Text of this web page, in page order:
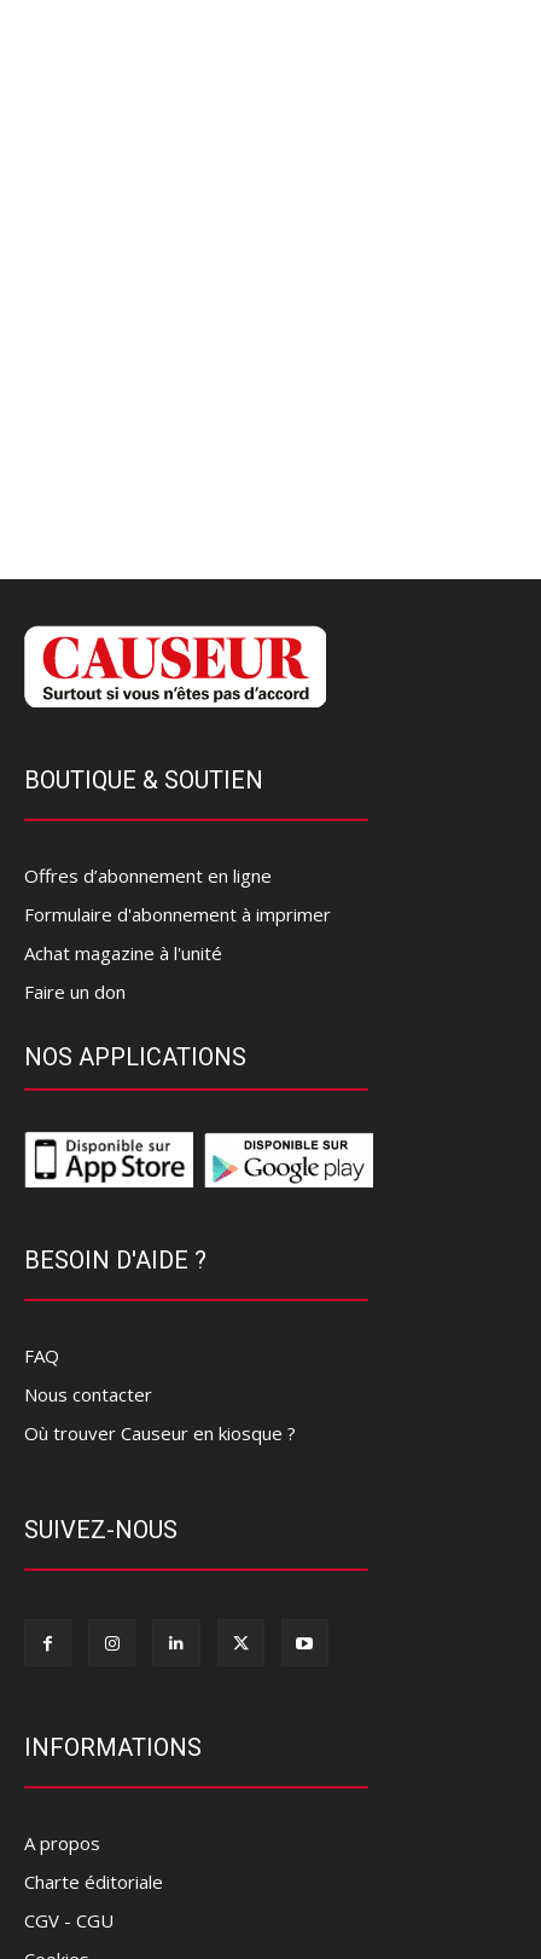
BOUTIQUE & SOUTIEN
Offres d’abonnement en ligne
Formulaire d'abonnement à imprimer
Achat magazine à l'unité
Faire un don
NOS APPLICATIONS
BESOIN D'AIDE ?
FAQ
Nous contacter
Où trouver Causeur en kiosque ?
SUIVEZ-NOUS
INFORMATIONS
A propos
Charte éditoriale
CGV - CGU